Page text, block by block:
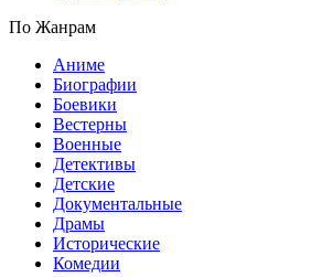
По Жанрам
Аниме
Биографии
Боевики
Вестерны
Военные
Детективы
Детские
Документальные
Драмы
Исторические
Комедии